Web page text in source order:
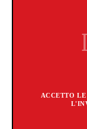
ACCETTO